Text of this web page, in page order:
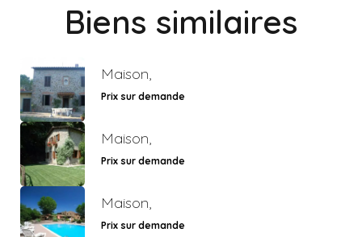
Biens similaires
Maison,
Prix sur demande
Maison,
Prix sur demande
Maison,
Prix sur demande